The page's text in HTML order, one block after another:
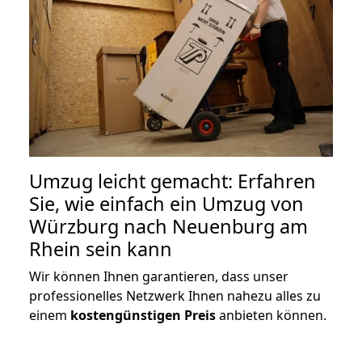
Umzug leicht gemacht: Erfahren
Sie, wie einfach ein Umzug von
Würzburg nach Neuenburg am
Rhein sein kann
Wir können Ihnen garantieren, dass unser
professionelles Netzwerk Ihnen nahezu alles zu
einem kostengünstigen Preisanbieten können.